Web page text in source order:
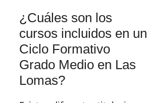
¿Cuáles son los
cursos incluidos en un
Ciclo Formativo
Grado Medio en Las
Lomas?